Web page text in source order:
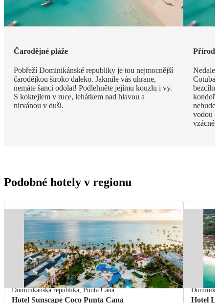
Čarodějné pláže
Pobřeží Dominikánské republiky je tou nejmocnější
čarodějkou široko daleko. Jakmile vás uhrane,
nemáte šanci odolat! Podlehněte jejímu kouzlu i vy.
S koktejlem v ruce, lehátkem nad hlavou a
nirvánou v duši.
vodou
Podobné hotely v regionu
Dominikánská republika,Punta Cana
Hotel Sunscape Coco Punta Cana Hotel